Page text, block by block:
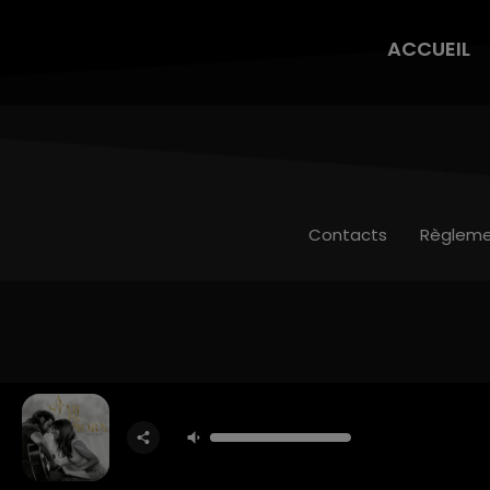
ACCUEIL
Contacts